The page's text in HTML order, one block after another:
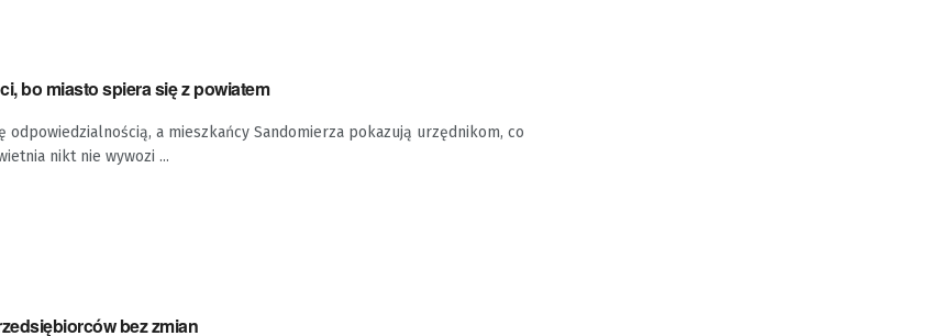
bo miasto spiera się z powiatem
odpowiedzialnością, a mieszkańcy Sandomierza pokazują urzędnikom, co
nikt nie wywozi ...
bez zmian